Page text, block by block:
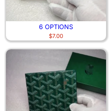
6 OPTIONS
$7.00